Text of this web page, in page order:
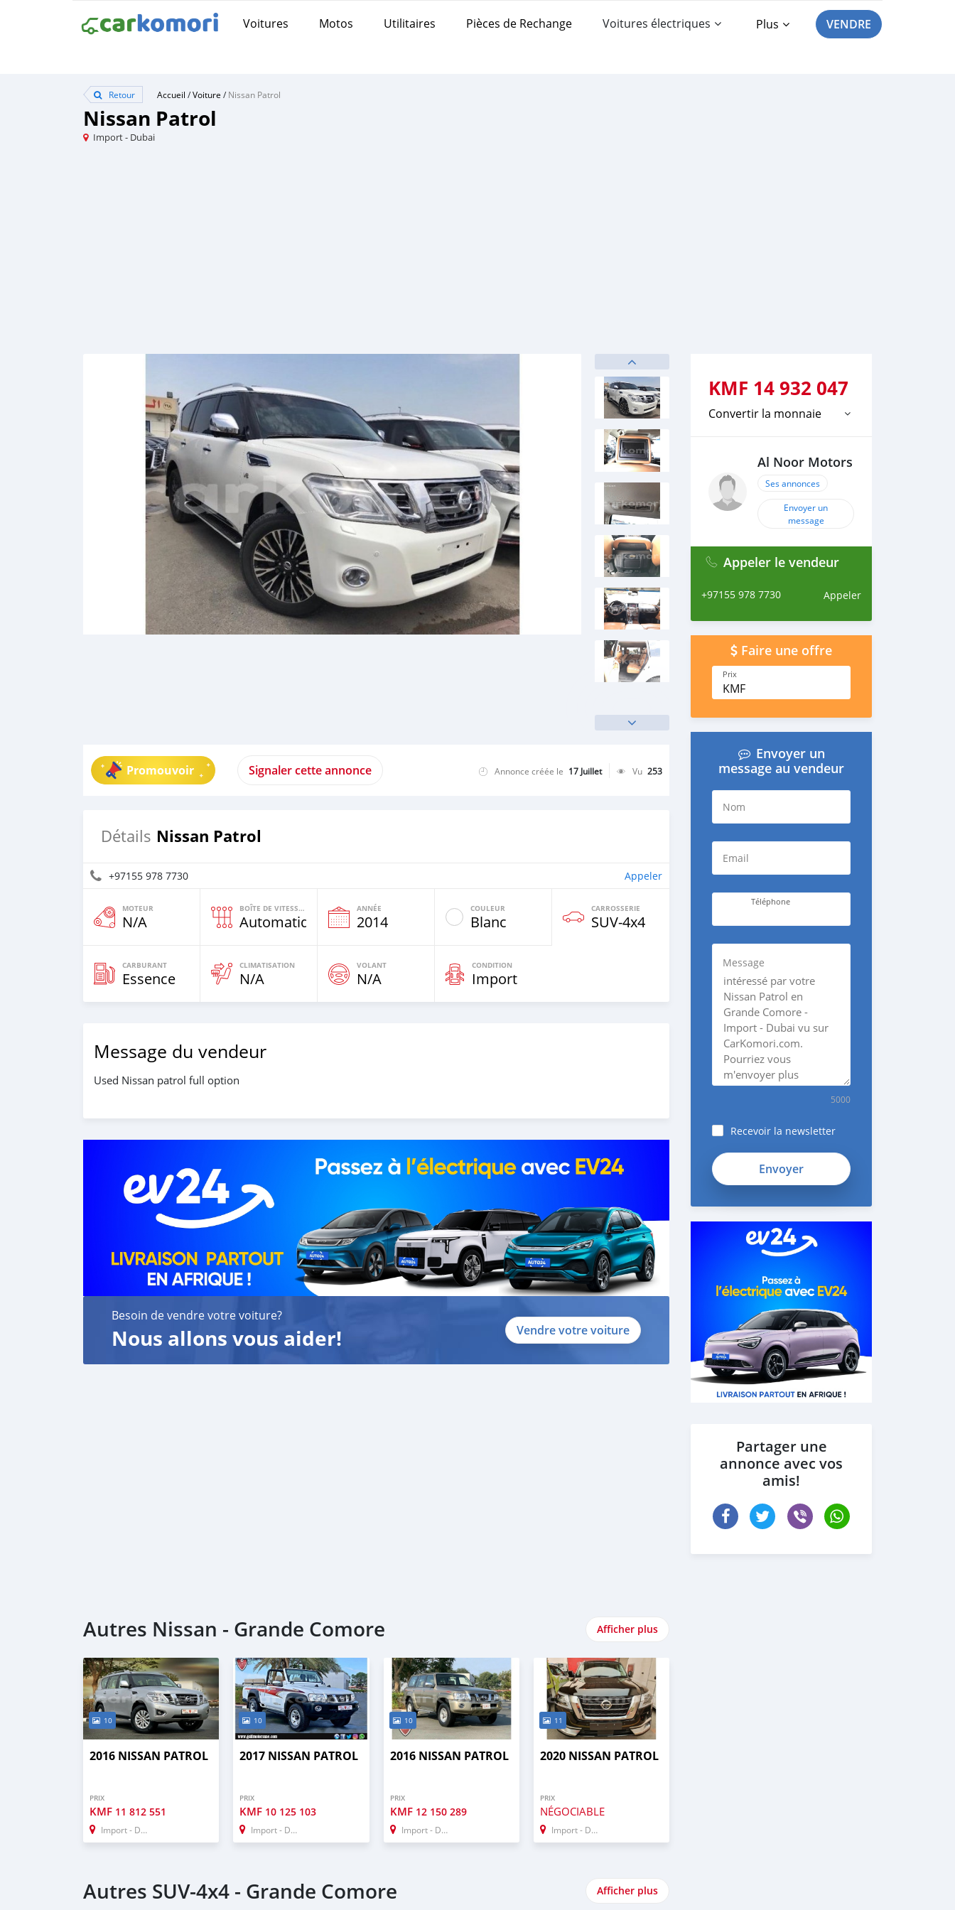
Voitures Motos Utilitaires Pièces de Rechange Voitures électriques Plus VENDRE
Retour Accueil /Voiture /Nissan Patrol
Nissan Patrol
Import - Dubai
Promouvoir Signaler cette annonce Annonce créée le 17 Juillet Vu 253
Détails Nissan Patrol
+97155 978 7730 Appeler
MOTEUR
N/A
BOÎTE DE VITESSES
Automatique
ANNÉE
2014
COULEUR
Blanc
CARROSSERIE
SUV‒4x4
CARBURANT
Essence
CLIMATISATION
N/A
VOLANT
N/A
CONDITION
Import
Message du vendeur
Used Nissan patrol full option
Besoin de vendre votre voiture?
Nous allons vous aider! Vendre votre voiture
Autres Nissan - Grande Comore Afficher plus
10
2016 NISSAN PATROL
PRIX
KMF 11 812 551
Import - Dubai
10
2017 NISSAN PATROL
PRIX
KMF 10 125 103
Import - Dubai
10
2016 NISSAN PATROL
PRIX
KMF 12 150 289
Import - Dubai
11
2020 NISSAN PATROL
PRIX
NÉGOCIABLE
Import - Dubai
Autres SUV‒4x4 - Grande Comore Afficher plus
KMF 14 932 047
Convertir la monnaie
Al Noor Motors
Ses annonces
Envoyer un
message
Appeler le vendeur
+97155 978 7730 Appeler
Faire une offre
Prix
KMF
Envoyer un
message au vendeur
Nom
Email
Téléphone
Message
5000
Recevoir la newsletter
Partager une
annonce avec vos
amis!